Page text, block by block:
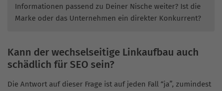
Informationen passend zu Deiner Nische weiter? Ist die
Marke oder das Unternehmen ein direkter Konkurrent?
Kann der wechselseitige Linkaufbau auch
schädlich für SEO sein?
Die Antwort auf dieser Frage ist auf jeden Fall “ja”, zumindest